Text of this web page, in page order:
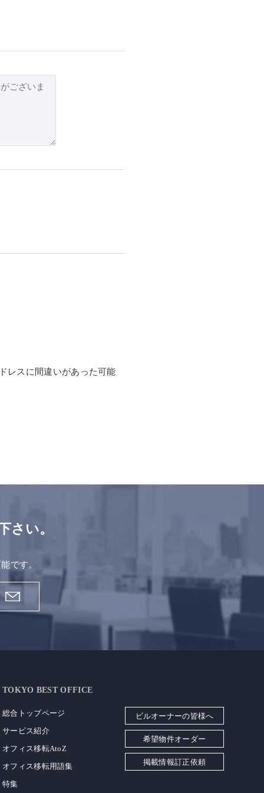
レスに間違いがあった可能
さい。
です。
TOKYO BEST OFFICE
総合トップページ
サービス紹介
オフィス移転AtoZ
オフィス移転用語集
特集
ビルオーナーの皆様へ
希望物件オーダー
掲載情報訂正依頼